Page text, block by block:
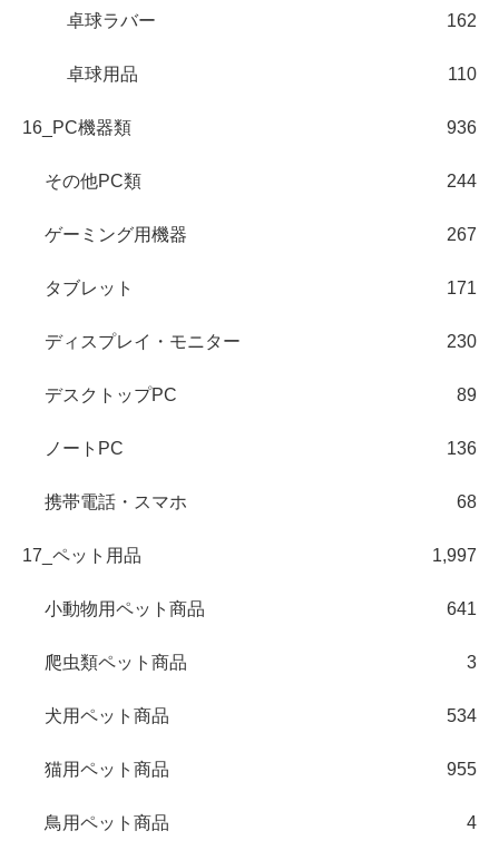
卓球ラバー 162
卓球用品 110
16_PC機器類 936
その他PC類 244
ゲーミング用機器 267
タブレット 171
ディスプレイ・モニター 230
デスクトップPC 89
ノートPC 136
携帯電話・スマホ 68
17_ペット用品 1,997
小動物用ペット商品 641
爬虫類ペット商品 3
犬用ペット商品 534
猫用ペット商品 955
鳥用ペット商品 4